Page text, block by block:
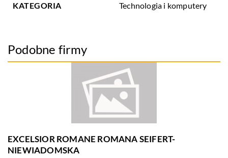
KATEGORIA Technologia i komputery
Podobne firmy
EXCELSIOR ROMANE ROMANA SEIFERT-
NIEWIADOMSKA